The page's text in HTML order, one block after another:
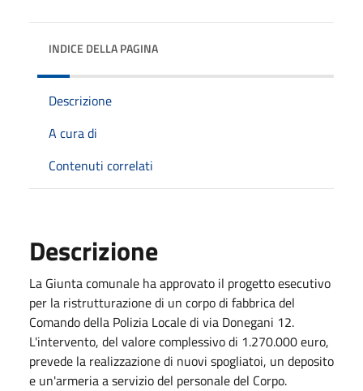
INDICE DELLA PAGINA
Descrizione
A cura di
Contenuti correlati
Descrizione
La Giunta comunale ha approvato il progetto esecutivo
per la ristrutturazione di un corpo di fabbrica del
Comando della Polizia Locale di via Donegani 12.
L'intervento, del valore complessivo di 1.270.000 euro,
prevede la realizzazione di nuovi spogliatoi, un deposito
e un'armeria a servizio del personale del Corpo.